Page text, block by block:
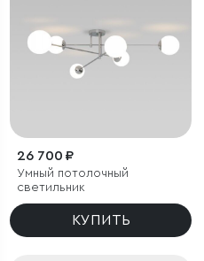
26 700 ₽
Умный потолочный
светильник
КУПИТЬ